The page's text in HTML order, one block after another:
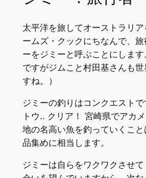
太平洋を旅してオーストラリ
ームズ・クックにちなんで、
ーをジミーと呼ぶことにしま
ですがジムこと村田基さんも世
すね。）
ジミーの釣りはコンクエスト
トウ.. クリア！ 宮崎県でアカ
地の名高い魚を釣っていくこ
品集めに相当します。
ジミーは自らをワクワクさせ